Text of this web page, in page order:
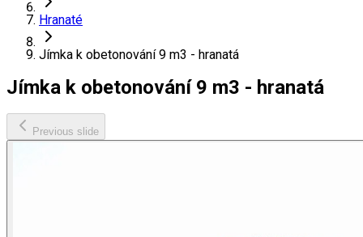
Hranaté
Jímka k obetonování 9 m3 - hranatá
Jímka k obetonování 9 m3 - hranatá
Previous slide